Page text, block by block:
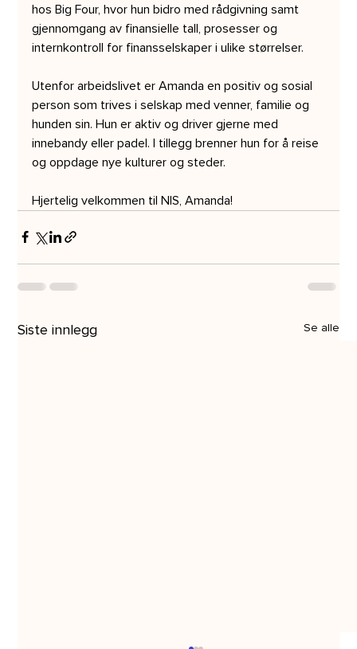
hos Big Four, hvor hun bidro med rådgivning samt
gjennomgang av finansielle tall, prosesser og
internkontroll for finansselskaper i ulike størrelser.
Utenfor arbeidslivet er Amanda en positiv og sosial
person som trives i selskap med venner, familie og
hunden sin. Hun er aktiv og driver gjerne med
innebandy eller padel. I tillegg brenner hun for å reise
og oppdage nye kulturer og steder.
Hjertelig velkommen til NIS, Amanda!
Siste innlegg Se alle